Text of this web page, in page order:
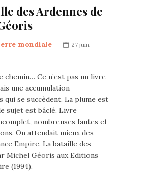
des Ardennes de
mondiale
27 juin
chemin… Ce n’est pas un livre
une accumulation
qui se succèdent. La plume est
sujet est bâclé. Livre
nombreuses fautes et
On attendait mieux des
Empire. La bataille des
Michel Géoris aux Editions
(1994).